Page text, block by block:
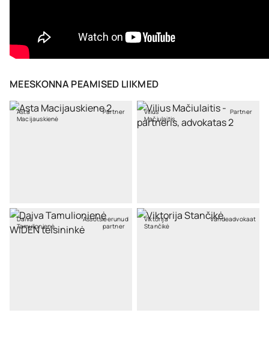
MEESKONNA PEAMISED LIIKMED
Asta
Macijauskienė
Partner
Vilius
Mačiulaitis
Partner
Daiva
Tamulionienė
Assotsieerunud
partner
Viktorija
Stančikė
Vandeadvokaat